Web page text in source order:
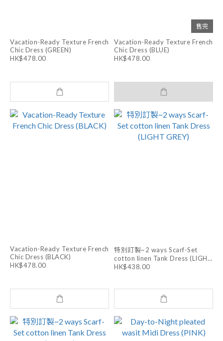
Vacation-Ready Texture French
Chic Dress (GREEN)
HK$478.00
售完
Vacation-Ready Texture French
Chic Dress (BLUE)
HK$478.00
Vacation-Ready Texture French
Chic Dress (BLACK)
HK$478.00
特別訂製~2 ways Scarf-Set
cotton linen Tank Dress (LIGHT
GREY)
HK$438.00